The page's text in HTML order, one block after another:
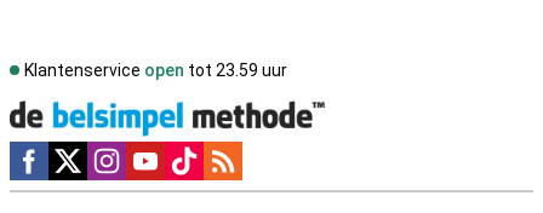
Klantenservice open tot 23.59 uur
Social media